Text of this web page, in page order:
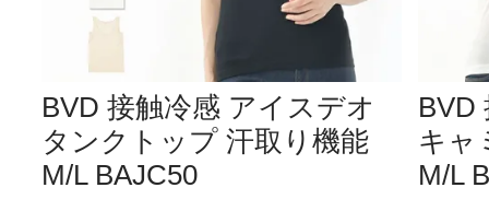
BVD 接触冷感 アイスデオ
タンクトップ 汗取り機能
M/L BAJC50
BVD
キャ
M/L